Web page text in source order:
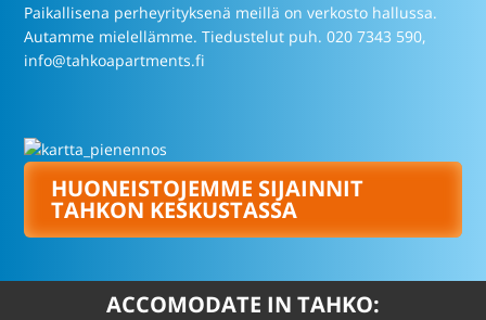
Paikallisena perheyrityksenä meillä on verkosto hallussa.
Autamme mielellämme. Tiedustelut puh. 020 7343 590,
info@tahkoapartments.fi
HUONEISTOJEMME SIJAINNIT
TAHKON KESKUSTASSA
ACCOMODATE IN TAHKO: